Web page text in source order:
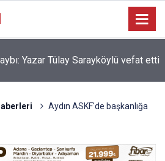
kazası: 16 yaşındaki Mustafa
Aydın ASKF'de başkanlığa